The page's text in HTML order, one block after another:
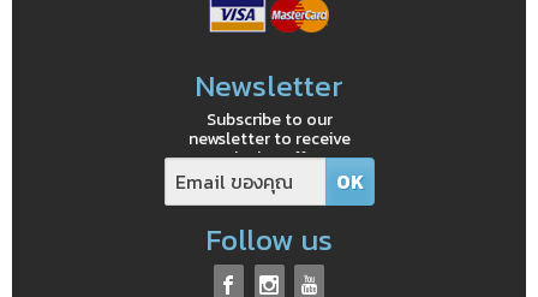
Newsletter
Subscribe to our
newsletter to receive
exclusive offers
Follow us